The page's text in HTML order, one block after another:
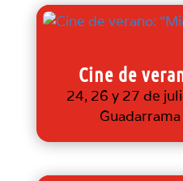
Cine de
24, 26 y 27 de